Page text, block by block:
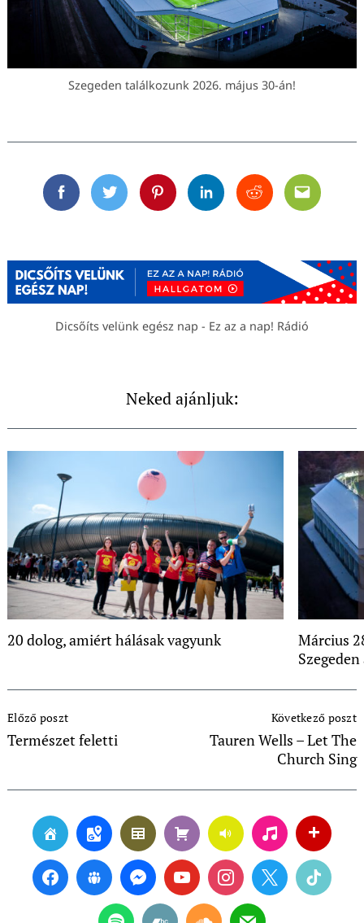
Szegeden találkozunk 2026. május 30-án!
FacebookTwitterPinterestLinkedinRedditEmail
Dicsőíts velünk egész nap - Ez az a nap! Rádió
Neked ajánljuk:
20 dolog, amiért hálásak vagyunk
Március
Navigation
Előző poszt
Természet feletti
Következő poszt
Tauren Wells – Let The
Church Sing